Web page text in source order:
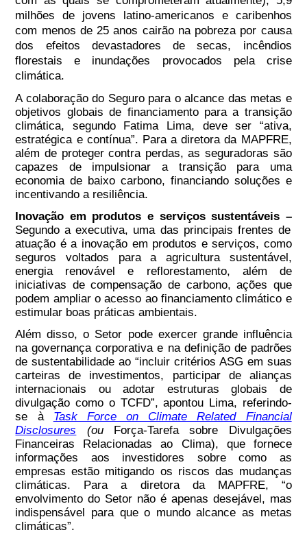
milhões de jovens latino-americanos e caribenhos
com menos de 25 anos cairão na pobreza por causa
dos efeitos devastadores de secas, incêndios
florestais e inundações provocados pela crise
climática.
A colaboração do Seguro para o alcance das metas e
objetivos globais de financiamento para a transição
climática, segundo Fatima Lima, deve ser “ativa,
estratégica e contínua”. Para a diretora da MAPFRE,
além de proteger contra perdas, as seguradoras são
capazes de impulsionar a transição para uma
economia de baixo carbono, financiando soluções e
incentivando a resiliência.
Inovação em produtos e serviços sustentáveis –
Segundo a executiva, uma das principais frentes de
atuação é a inovação em produtos e serviços, como
seguros voltados para a agricultura sustentável,
energia renovável e reflorestamento, além de
iniciativas de compensação de carbono, ações que
podem ampliar o acesso ao financiamento climático e
estimular boas práticas ambientais.
Além disso, o Setor pode exercer grande influência
na governança corporativa e na definição de padrões
de sustentabilidade ao “incluir critérios ASG em suas
carteiras de investimentos, participar de alianças
internacionais ou adotar estruturas globais de
divulgação como o TCFD”, apontou Lima, referindo-
se à Task Force on Climate Related Financial
Disclosures (ou Força-Tarefa sobre Divulgações
Financeiras Relacionadas ao Clima), que fornece
informações aos investidores sobre como as
empresas estão mitigando os riscos das mudanças
climáticas. Para a diretora da MAPFRE, “o
envolvimento do Setor não é apenas desejável, mas
indispensável para que o mundo alcance as metas
climáticas”.